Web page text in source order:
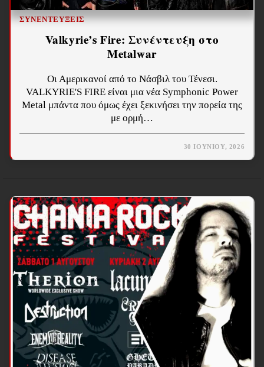
ΣΥΝΕΝΤΕΎΞΕΙΣ
Valkyrie’s Fire: Συνέντευξη στο
Metalwar
Οι Αμερικανοί από το Νάσβιλ του Τένεσι.
VALKYRIE'S FIRE είναι μια νέα Symphonic Power
Metal μπάντα που όμως έχει ξεκινήσει την πορεία της
με ορμή…
30 ΙΟΥΝΊΟΥ, 2026